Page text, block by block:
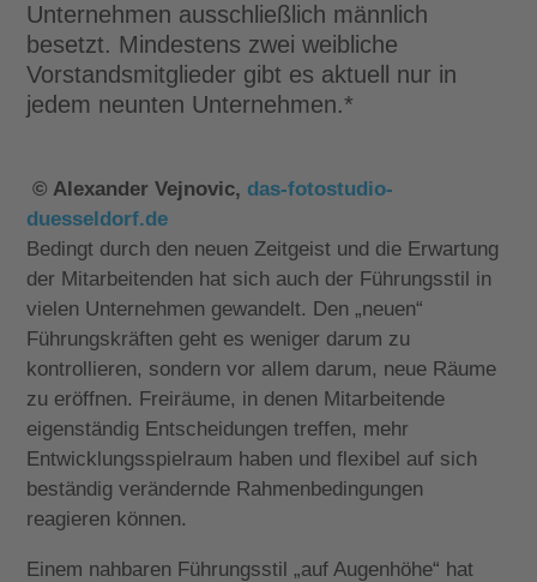
Unternehmen ausschließlich männlich
besetzt. Mindestens zwei weibliche
Vorstandsmitglieder gibt es aktuell nur in
jedem neunten Unternehmen.*
© Alexander Vejnovic, das-fotostudio-
duesseldorf.de
Bedingt durch den neuen Zeitgeist und die Erwartung
der Mitarbeitenden hat sich auch der Führungsstil in
vielen Unternehmen gewandelt. Den „neuen“
Führungskräften geht es weniger darum zu
kontrollieren, sondern vor allem darum, neue Räume
zu eröffnen. Freiräume, in denen Mitarbeitende
eigenständig Entscheidungen treffen, mehr
Entwicklungsspielraum haben und flexibel auf sich
beständig verändernde Rahmenbedingungen
reagieren können.
Einem nahbaren Führungsstil „auf Augenhöhe“ hat